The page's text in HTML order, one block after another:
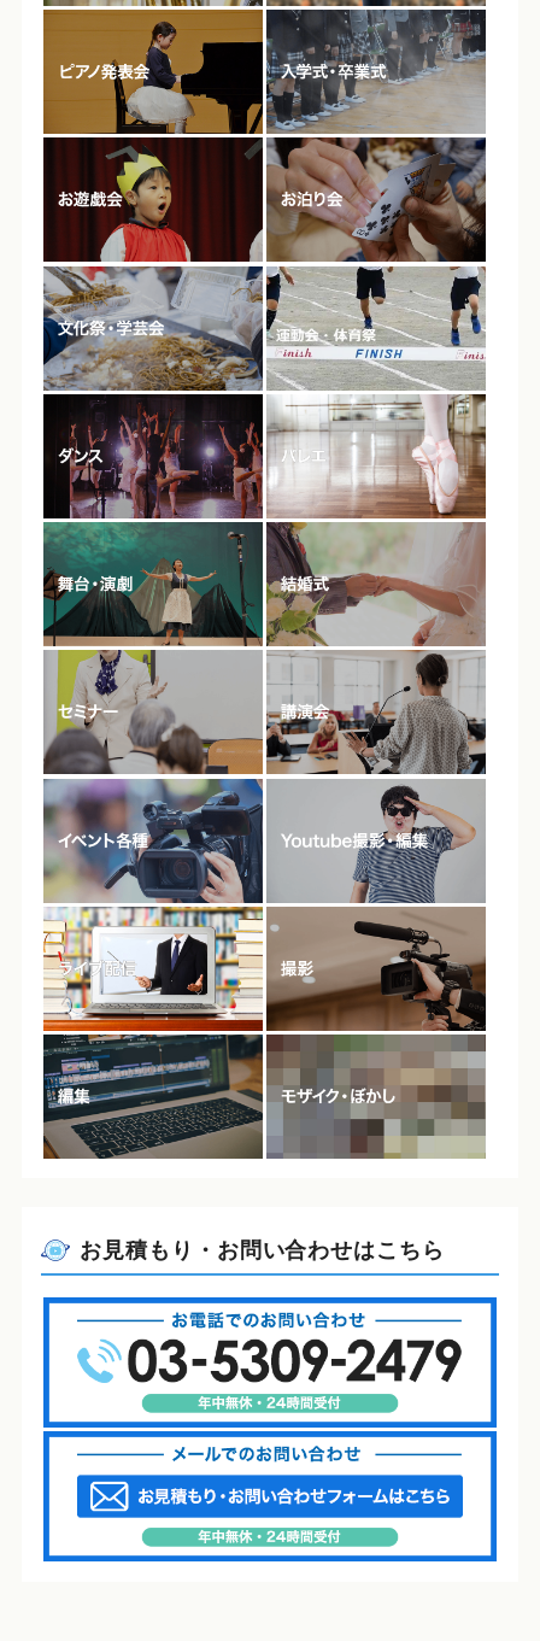
お見積もり・お問い合わせはこちら